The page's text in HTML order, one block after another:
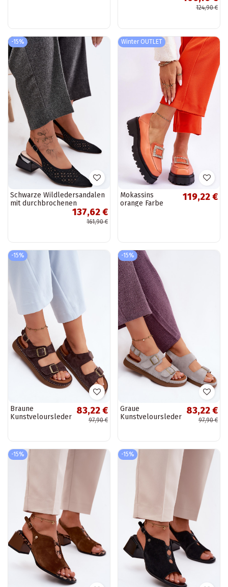
124,90 €
-15%
Schwarze Wildledersandalen
mit durchbrochenen
Elementen und Netz Klocke
137,62 €
161,90 €
Winter OUTLET
Mokassins
orange Farbe
119,22 €
-15%
Braune
Kunstveloursleder
83,22 €
97,90 €
-15%
Graue
Kunstveloursleder
83,22 €
97,90 €
-15% -15%